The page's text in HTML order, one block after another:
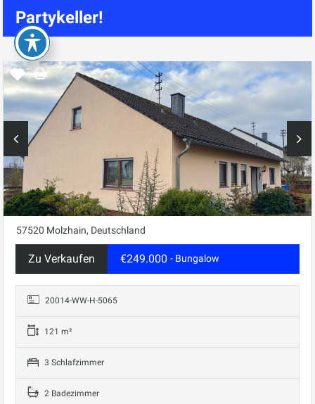
Partykeller!
57520 Molzhain, Deutschland
Zu Verkaufen €249.000 - Bungalow
20014-WW-H-5065
121 m²
3 Schlafzimmer
2 Badezimmer